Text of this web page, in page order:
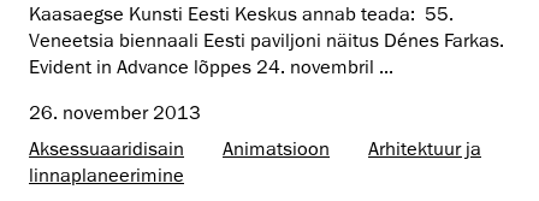
Kaasaegse Kunsti Eesti Keskus annab teada: 55.
Veneetsia biennaali Eesti paviljoni näitus Dénes Farkas.
Evident in Advance lõppes 24. novembril ...
26. november 2013
Aksessuaaridisain
Animatsioon
Arhitektuur ja
linnaplaneerimine